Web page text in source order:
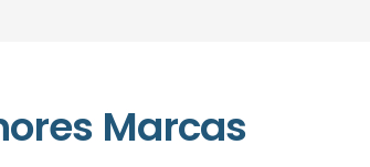
Marcas